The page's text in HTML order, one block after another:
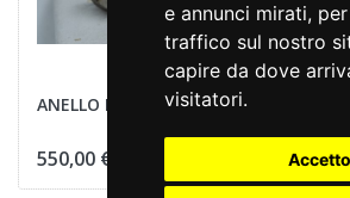
e annunci mirati,
traffico sul nostro
capire da dove
visitatori.
Accetto
ANELLO DIAMANTE
550,00 €